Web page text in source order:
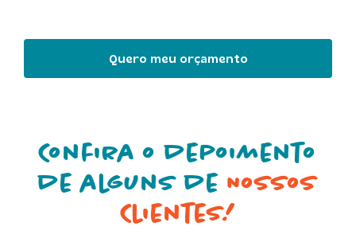
Quero meu orçamento
Confira o depoimento
de alguns de Nossos
Clientes!